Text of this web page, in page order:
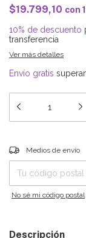
$19.799,10 con
10% de descuento
transferencia
Ver más detalles
Envío gratis
Entregas para el CP:
Medios de envío
No sé mi código postal
Descripción